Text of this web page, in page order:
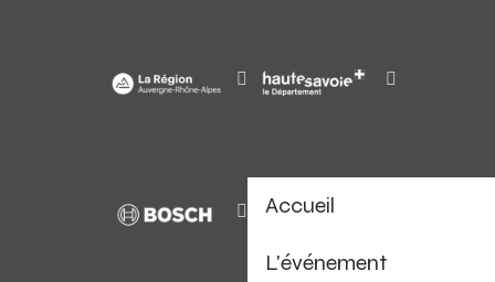
Accueil
L'événement